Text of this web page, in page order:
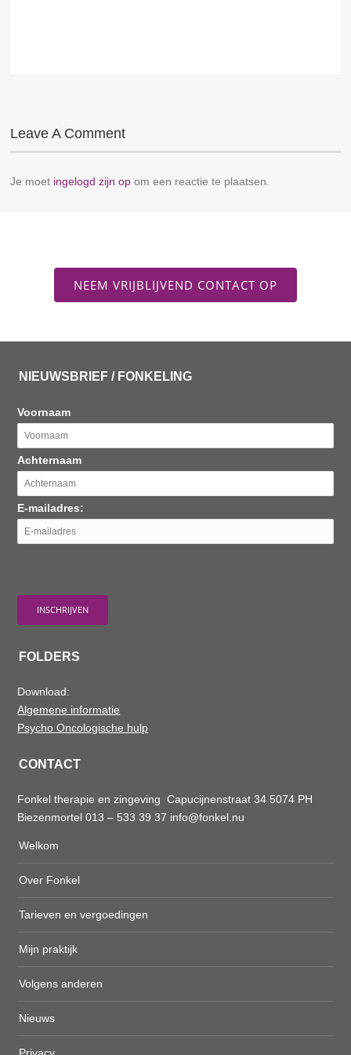
Leave A Comment
Je moet ingelogd zijn op om een reactie te plaatsen.
NEEM VRIJBLIJVEND CONTACT OP
NIEUWSBRIEF / FONKELING
Voornaam
Achternaam
E-mailadres:
FOLDERS
Download:
Algemene informatie
Psycho Oncologische hulp
CONTACT
Fonkel therapie en zingeving Capucijnenstraat 34 5074 PH
Biezenmortel 013 – 533 39 37 info@fonkel.nu
Welkom
Over Fonkel
Tarieven en vergoedingen
Mijn praktijk
Volgens anderen
Nieuws
Privacy